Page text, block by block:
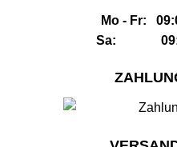
Mo - Fr:
Sa: 09:00